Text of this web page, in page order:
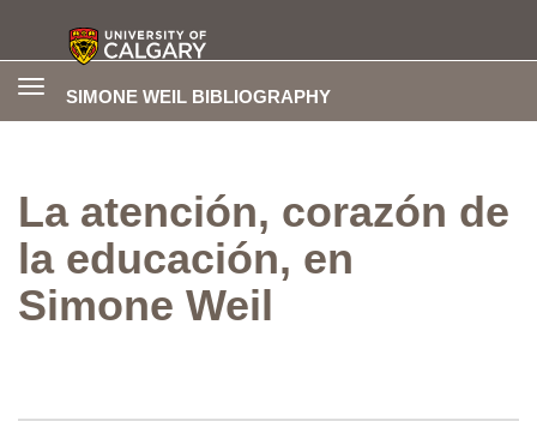
SIMONE WEIL BIBLIOGRAPHY
Toggle
La atención, corazón de
la educación, en
Simone Weil